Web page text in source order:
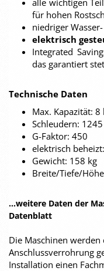
alle wichtigen
für hohen
niedriger
elektrisch
Integrated
das garantiert
Technische Daten
Max. Kapazität: 8
Schleudern:
G-Faktor: 450
elektrisch
Gewicht: 158 kg
Breite/Tiefe/
...weitere Daten der
Datenblatt
Die Maschinen
Anschlussverrohrung
Installation einen